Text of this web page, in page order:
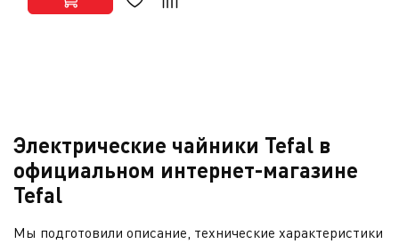
Электрические чайники Tefal в
официальном интернет-магазине
Tefal
Мы подготовили описание, технические характеристики